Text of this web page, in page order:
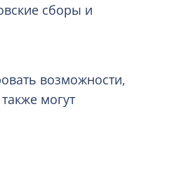
сборы и
возможности,
могут